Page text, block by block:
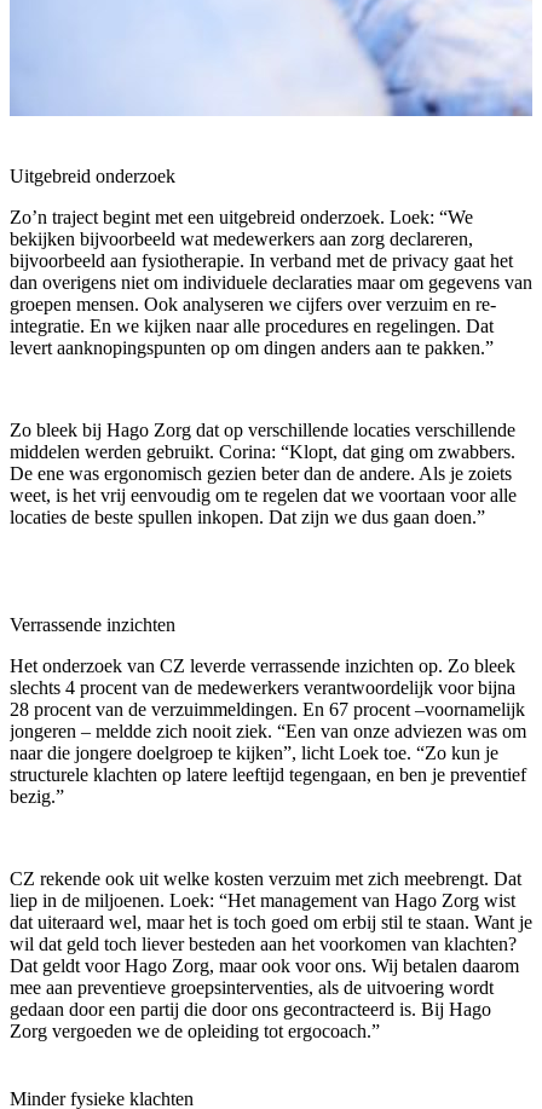
Uitgebreid onderzoek
Zo’n traject begint met een uitgebreid onderzoek. Loek: “We
bekijken bijvoorbeeld wat medewerkers aan zorg declareren,
bijvoorbeeld aan fysiotherapie. In verband met de privacy gaat het
dan overigens niet om individuele declaraties maar om gegevens van
groepen mensen. Ook analyseren we cijfers over verzuim en re-
integratie. En we kijken naar alle procedures en regelingen. Dat
levert aanknopingspunten op om dingen anders aan te pakken.”
Zo bleek bij Hago Zorg dat op verschillende locaties verschillende
middelen werden gebruikt. Corina: “Klopt, dat ging om zwabbers.
De ene was ergonomisch gezien beter dan de andere. Als je zoiets
weet, is het vrij eenvoudig om te regelen dat we voortaan voor alle
locaties de beste spullen inkopen. Dat zijn we dus gaan doen.”
Verrassende inzichten
Het onderzoek van CZ leverde verrassende inzichten op. Zo bleek
slechts 4 procent van de medewerkers verantwoordelijk voor bijna
28 procent van de verzuimmeldingen. En 67 procent –voornamelijk
jongeren – meldde zich nooit ziek. “Een van onze adviezen was om
naar die jongere doelgroep te kijken”, licht Loek toe. “Zo kun je
structurele klachten op latere leeftijd tegengaan, en ben je preventief
bezig.”
CZ rekende ook uit welke kosten verzuim met zich meebrengt. Dat
liep in de miljoenen. Loek: “Het management van Hago Zorg wist
dat uiteraard wel, maar het is toch goed om erbij stil te staan. Want je
wil dat geld toch liever besteden aan het voorkomen van klachten?
Dat geldt voor Hago Zorg, maar ook voor ons. Wij betalen daarom
mee aan preventieve groepsinterventies, als de uitvoering wordt
gedaan door een partij die door ons gecontracteerd is. Bij Hago
Zorg vergoeden we de opleiding tot ergocoach.”
Minder fysieke klachten